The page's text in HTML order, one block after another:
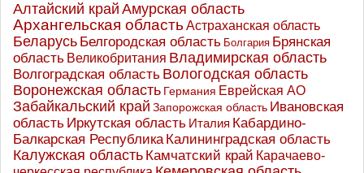
Алтайский край Амурская область
Архангельская область Астраханская область
Беларусь Белгородская область Болгария Брянская
область Великобритания Владимирская область
Волгоградская область Вологодская область
Воронежская область Германия Еврейская АО
Забайкальский край Запорожская область Ивановская
область Иркутская область Италия Кабардино-
Балкарская Республика Калининградская область
Калужская область Камчатский край Карачаево-